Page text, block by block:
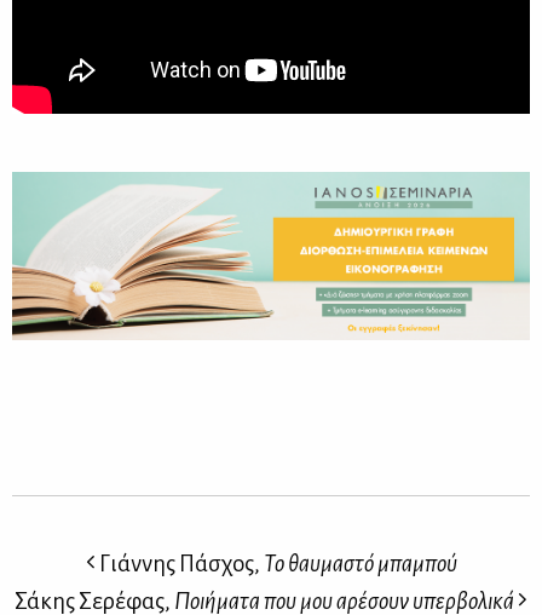
Γιάννης Πάσχος, Το θαυμαστό μπαμπού
Σάκης Σερέφας, Ποιήματα που μου αρέσουν υπερβολικά